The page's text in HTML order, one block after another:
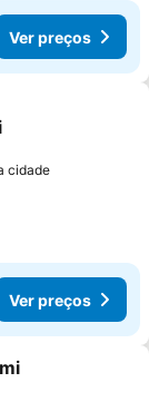
Ver preços
cidade
Ver preços